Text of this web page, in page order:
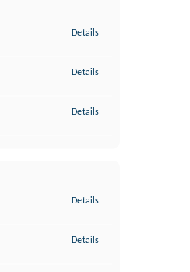
Details
Details
Details
Details
Details